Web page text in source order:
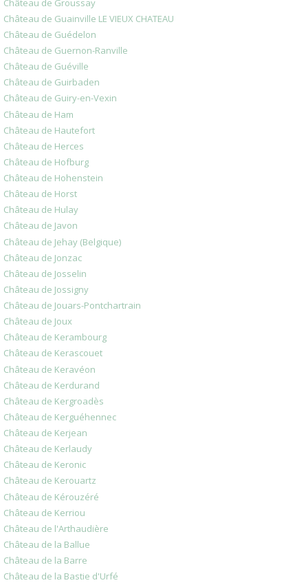
Château de Groussay
Château de Guainville LE VIEUX CHATEAU
Château de Guédelon
Château de Guernon-Ranville
Château de Guéville
Château de Guirbaden
Château de Guiry-en-Vexin
Château de Ham
Château de Hautefort
Château de Herces
Château de Hofburg
Château de Hohenstein
Château de Horst
Château de Hulay
Château de Javon
Château de Jehay (Belgique)
Château de Jonzac
Château de Josselin
Château de Jossigny
Château de Jouars-Pontchartrain
Château de Joux
Château de Kerambourg
Château de Kerascouet
Château de Keravéon
Château de Kerdurand
Château de Kergroadès
Château de Kerguéhennec
Château de Kerjean
Château de Kerlaudy
Château de Keronic
Château de Kerouartz
Château de Kérouzéré
Château de Kerriou
Château de l'Arthaudière
Château de la Ballue
Château de la Barre
Château de la Bastie d'Urfé